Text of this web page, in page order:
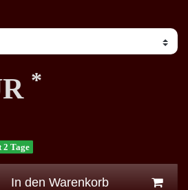
*
Tage
In den Warenkorb